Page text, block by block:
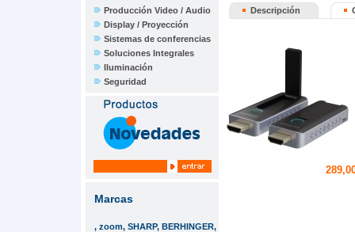
Producción Video / Audio
Display / Proyección
Sistemas de conferencias
Soluciones Integrales
Iluminación
Seguridad
Marcas
, zoom, SHARP, BERHINGER,
Descripción